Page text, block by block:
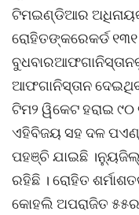
ଟିମଇଣ୍ଡିଆର ଅଧିନାୟକ
ରୋହିତଙ୍କରେକର୍ଡ
ଆଫଗାନିସ୍ତାନ
ଟିମ୨ ୱିକେଟ ହରାଇ
ଏହିବିଜୟ ସହ ଦଳ
ପହଞ୍ଚି ଯାଇଛି
ରହିଛି । ରୋହିତ
କୋହଲି ଅପରାଜିତ